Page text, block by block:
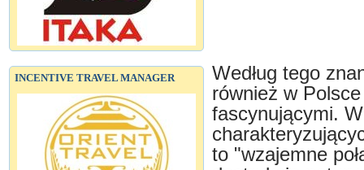
INCENTIVE TRAVEL MANAGER
Według tego
również w
fascynującymi.
to "wzajemne